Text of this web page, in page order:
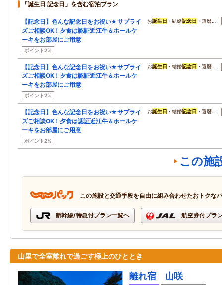
「誕生日 記念日」を含む宿泊プラン
【記念日】色んな記念日をお祝い★サプライ
ズご相談OK！夕食は認証近江牛＆ホールケ
ーキをお部屋にご用意
ポイント2%
お誕生日 ・結婚記念日 ・還暦…
【記念日】色んな記念日をお祝い★サプライ
ズご相談OK！夕食は認証近江牛＆ホールケ
ーキをお部屋にご用意
ポイント2%
お誕生日 ・結婚記念日 ・還暦…
【記念日】色んな記念日をお祝い★サプライ
ズご相談OK！夕食は認証近江牛＆ホールケ
ーキをお部屋にご用意
ポイント2%
お誕生日 ・結婚記念日 ・還暦…
この施
この施設と交通手段を自由に組み合わせたおトクな
新幹線/特急付プラン一覧へ 航空券付プラ
山里で全室離れで過ごす極上のひととき
離れ宿 山咲